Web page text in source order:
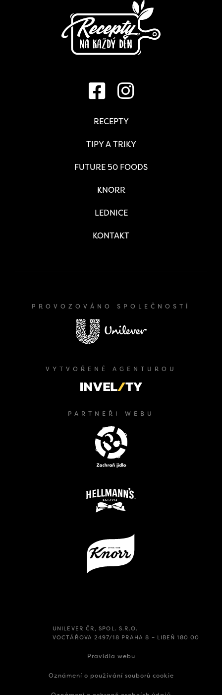
RECEPTY
TIPY A TRIKY
FUTURE 50 FOODS
KNORR
LEDNICE
KONTAKT
PROVOZOVÁNO SPOLEČNOSTÍ
VYTVOŘENÉ AGENTUROU
PARTNEŘI WEBU
UNILEVER ČR, SPOL. S.R.O.
VOCTÁŘOVA 2497/18 PRAHA 8 – LIBEŇ 180 00
Pravidla webu
Oznámení o používání souborů cookie